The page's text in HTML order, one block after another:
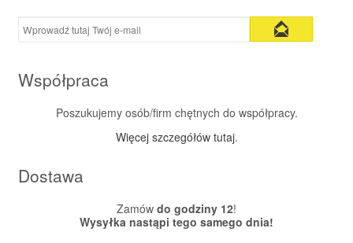
Współpraca
Poszukujemy osób/firm chętnych do współpracy.
Więcej szczegółów tutaj.
Dostawa
Zamów do godziny 12!
Wysyłka nastąpi tego samego dnia!